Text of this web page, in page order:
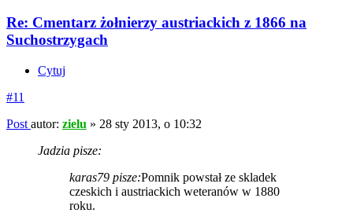
Re: Cmentarz żołnierzy austriackich z 1866 na
Suchostrzygach
Cytuj
#11
Post autor: zielu » 28 sty 2013, o 10:32
Jadzia pisze:
karas79 pisze:Pomnik powstał ze skladek
czeskich i austriackich weteranów w 1880
roku.